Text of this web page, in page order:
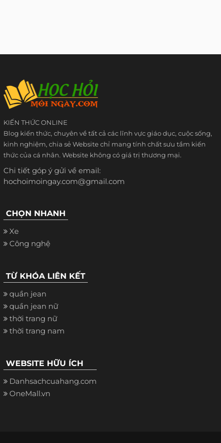
KIẾN THỨC ONLINE
Blog kiến thức, chuyên về tất cả các lĩnh vực giáo dục, cuộc sống,
kinh nghiệm, chia sẻ Website chỉ mang tính chất sưu tầm kiến
thức của cá nhân. Website không có giá trị thương mại.
Chi tiết góp ý gửi về email:
hochoimoingay.com@gmail.com
CHỌN NHANH
Xe
Công nghệ
TỪ KHÓA LIÊN KẾT
quần jean
quần jean nữ
thời trang nữ
thời trang nam
WEBSITE HỮU ÍCH
Danhsachcuahang.com
OneMall.vn